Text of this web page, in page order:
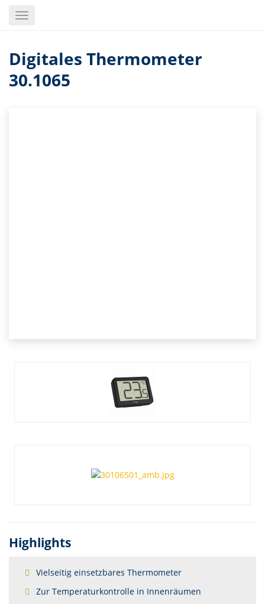
Toggle
Digitales Thermometer
30.1065
Highlights
Vielseitig einsetzbares Thermometer
Zur Temperaturkontrolle in Innenräumen